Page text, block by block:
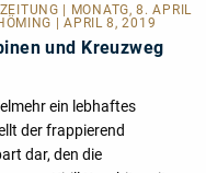
| MONATG, 8. APRIL
| APRIL 8, 2019
und Kreuzweg
ein lebhaftes
der frappierend
dar, den die